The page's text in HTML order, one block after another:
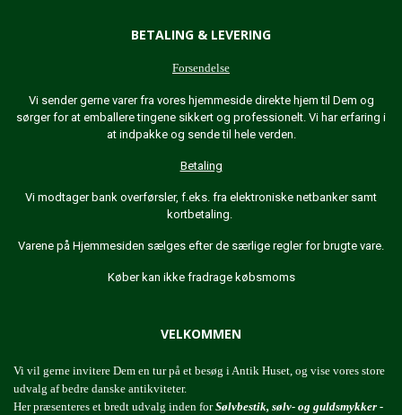
BETALING & LEVERING
Forsendelse
Vi sender gerne varer fra vores hjemmeside direkte hjem til Dem og
sørger for at emballere tingene sikkert og professionelt. Vi har erfaring i
at indpakke og sende til hele verden.
Betaling
Vi modtager bank overførsler, f.eks. fra elektroniske netbanker samt
kortbetaling.
Varene på Hjemmesiden sælges efter de særlige regler for brugte vare.
Køber kan ikke fradrage købsmoms
VELKOMMEN
Vi vil gerne invitere Dem en tur på et besøg i Antik Huset, og vise vores store
udvalg af bedre danske antikviteter.
Her præsenteres et bredt udvalg inden forSølvbestik, sølv- og guldsmykker -